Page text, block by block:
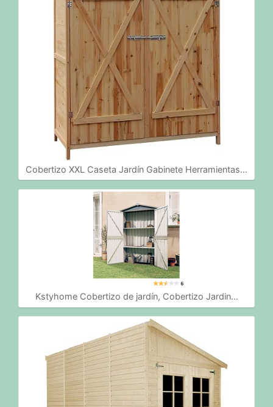
Cobertizo XXL Caseta Jardín Gabinete Herramientas…
Kstyhome Cobertizo de jardín, Cobertizo Jardin…